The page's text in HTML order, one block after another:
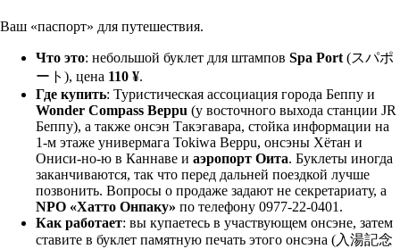
Ваш «паспорт» для путешествия.
Что это: небольшой буклет для штампов Spa Port (スパポ
ート), цена 110 ¥.
Где купить: Туристическая ассоциация города Беппу и
Wonder Compass Beppu (у восточного выхода станции JR
Беппу), а также онсэн Такэгавара, стойка информации на
1-м этаже универмага Tokiwa Beppu, онсэны Хётан и
Ониси-но-ю в Каннаве и аэропорт Оита. Буклеты иногда
заканчиваются, так что перед дальней поездкой лучше
позвонить. Вопросы о продаже задают не секретариату, а
NPO «Хатто Онпаку» по телефону 0977-22-0401.
Как работает: вы купаетесь в участвующем онсэне, затем
ставите в буклет памятную печать этого онсэна (入湯記念